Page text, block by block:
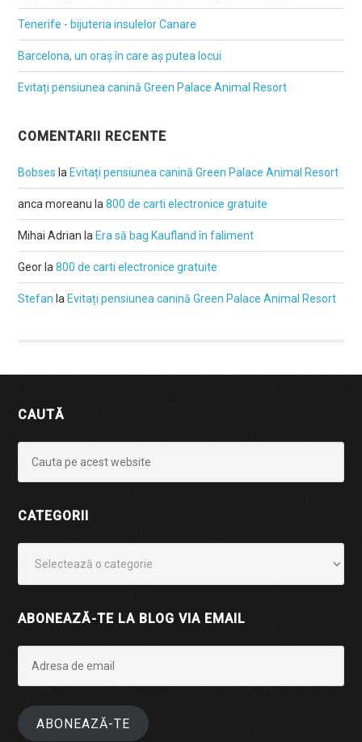
Tenerife - bijuteria insulelor Canare
Barcelona, un oraș în care aș putea locui
Evitați pensiunea canină Green Palace Animal Resort
COMENTARII RECENTE
Bobses la Evitați pensiunea canină Green Palace Animal Resort
anca moreanu la800 de carti electronice gratuite
Mihai Adrian la Era să bag Kaufland în faliment
Geor la800 de carti electronice gratuite
Stefan la Evitați pensiunea canină Green Palace Animal Resort
CAUTĂ
CATEGORII
ABONEAZĂ-TE LA BLOG VIA EMAIL
email
ABONEAZĂ-TE